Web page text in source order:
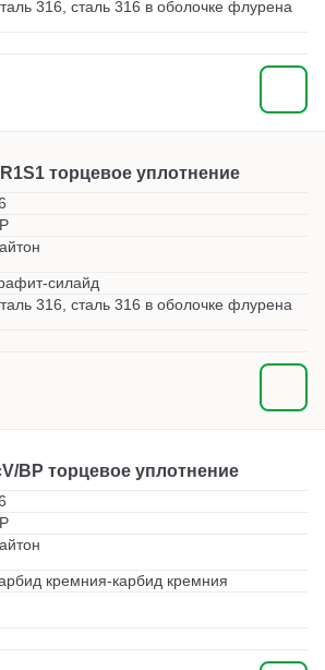
316, сталь 316 в оболочке флурена
торцевое уплотнение
силайд
316, сталь 316 в оболочке флурена
BP торцевое уплотнение
кремния-карбид кремния